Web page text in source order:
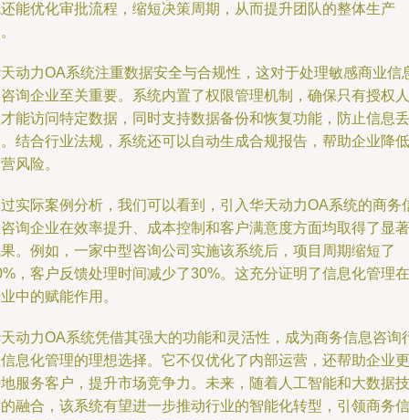
能优化审批流程，缩短决策周期，从而提升团队的整体生产
动力OA系统注重数据安全与合规性，这对于处理敏感商业信
询企业至关重要。系统内置了权限管理机制，确保只有授权人
能访问特定数据，同时支持数据备份和恢复功能，防止信息丢
结合行业法规，系统还可以自动生成合规报告，帮助企业降低
风险。
实际案例分析，我们可以看到，引入华天动力OA系统的商务
询企业在效率提升、成本控制和客户满意度方面均取得了显著
。例如，一家中型咨询公司实施该系统后，项目周期缩短了
，客户反馈处理时间减少了30%。这充分证明了信息化管理在
中的赋能作用。
动力OA系统凭借其强大的功能和灵活性，成为商务信息咨询
息化管理的理想选择。它不仅优化了内部运营，还帮助企业更
服务客户，提升市场竞争力。未来，随着人工智能和大数据技
融合，该系统有望进一步推动行业的智能化转型，引领商务信